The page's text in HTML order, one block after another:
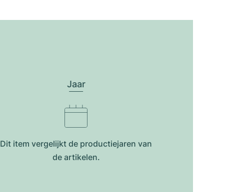
Jaar
Dit item vergelijkt de productiejar​en van
de artikelen.